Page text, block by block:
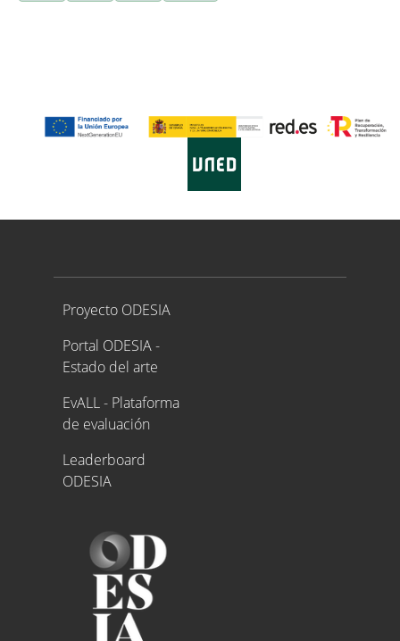
Proyecto ODESIA
Proyecto ODESIA
Portal ODESIA -
Estado del arte
EvALL - Plataforma
de evaluación
Leaderboard
ODESIA